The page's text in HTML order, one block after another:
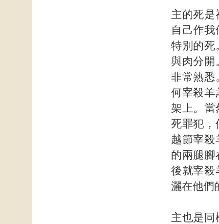
主的死是
自己作
特別的死
與肉分開
非常熟悉
何宰殺羊
架上。當
死罪犯，
越節宰殺
的兩腿腳
後就宰殺
灑在他們
主也是同